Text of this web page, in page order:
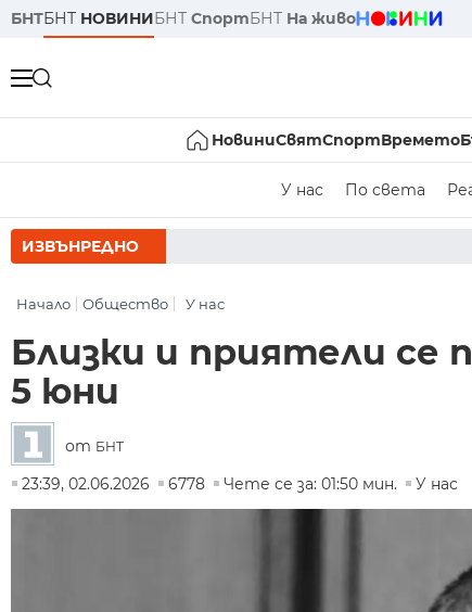
БНТБНТ НОВИНИБНТ СпортБНТ На живо
НовиниСвятСпортВремето
У нас По света
ИЗВЪНРЕДНО РУМЕН
Начало Общество У нас
Близки и приятели се
5 юни
от БНТ
23:39, 02.06.2026
6778 Чете се за: 01:50 мин. У нас